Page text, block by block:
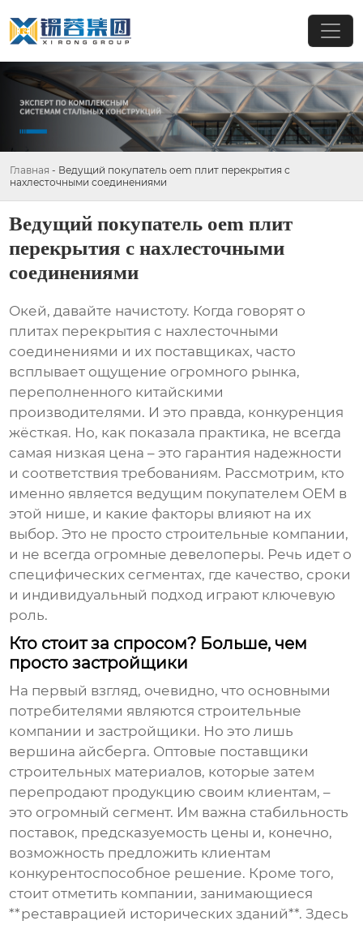
Главная - Ведущий покупатель oem плит перекрытия с
нахлесточными соединениями
Ведущий покупатель oem плит
перекрытия с нахлесточными
соединениями
Окей, давайте начистоту. Когда говорят о
плитах перекрытия с нахлесточными
соединениями и их поставщиках, часто
всплывает ощущение огромного рынка,
переполненного китайскими
производителями. И это правда, конкуренция
жёсткая. Но, как показала практика, не всегда
самая низкая цена – это гарантия надежности
и соответствия требованиям. Рассмотрим, кто
именно является ведущим покупателем OEM в
этой нише, и какие факторы влияют на их
выбор. Это не просто строительные компании,
и не всегда огромные девелоперы. Речь идет о
специфических сегментах, где качество, сроки
и индивидуальный подход играют ключевую
роль.
Кто стоит за спросом? Больше, чем
просто застройщики
На первый взгляд, очевидно, что основными
потребителями являются строительные
компании и застройщики. Но это лишь
вершина айсберга. Оптовые поставщики
строительных материалов, которые затем
перепродают продукцию своим клиентам, –
это огромный сегмент. Им важна стабильность
поставок, предсказуемость цены и, конечно,
возможность предложить клиентам
конкурентоспособное решение. Кроме того,
стоит отметить компании, занимающиеся
**реставрацией исторических зданий**. Здесь